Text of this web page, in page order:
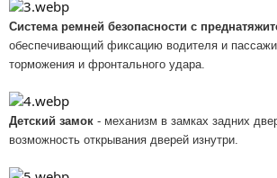
Система ремней безопасности с
обеспечивающий фиксацию водителя и
торможения и фронтального удара.
Детский замок - механизм в замках задних
возможность открывания дверей изнутри.